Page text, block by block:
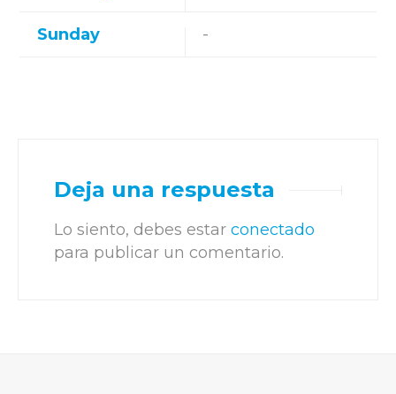
Sunday -
Deja una respuesta
Lo siento, debes estar conectado
para publicar un comentario.